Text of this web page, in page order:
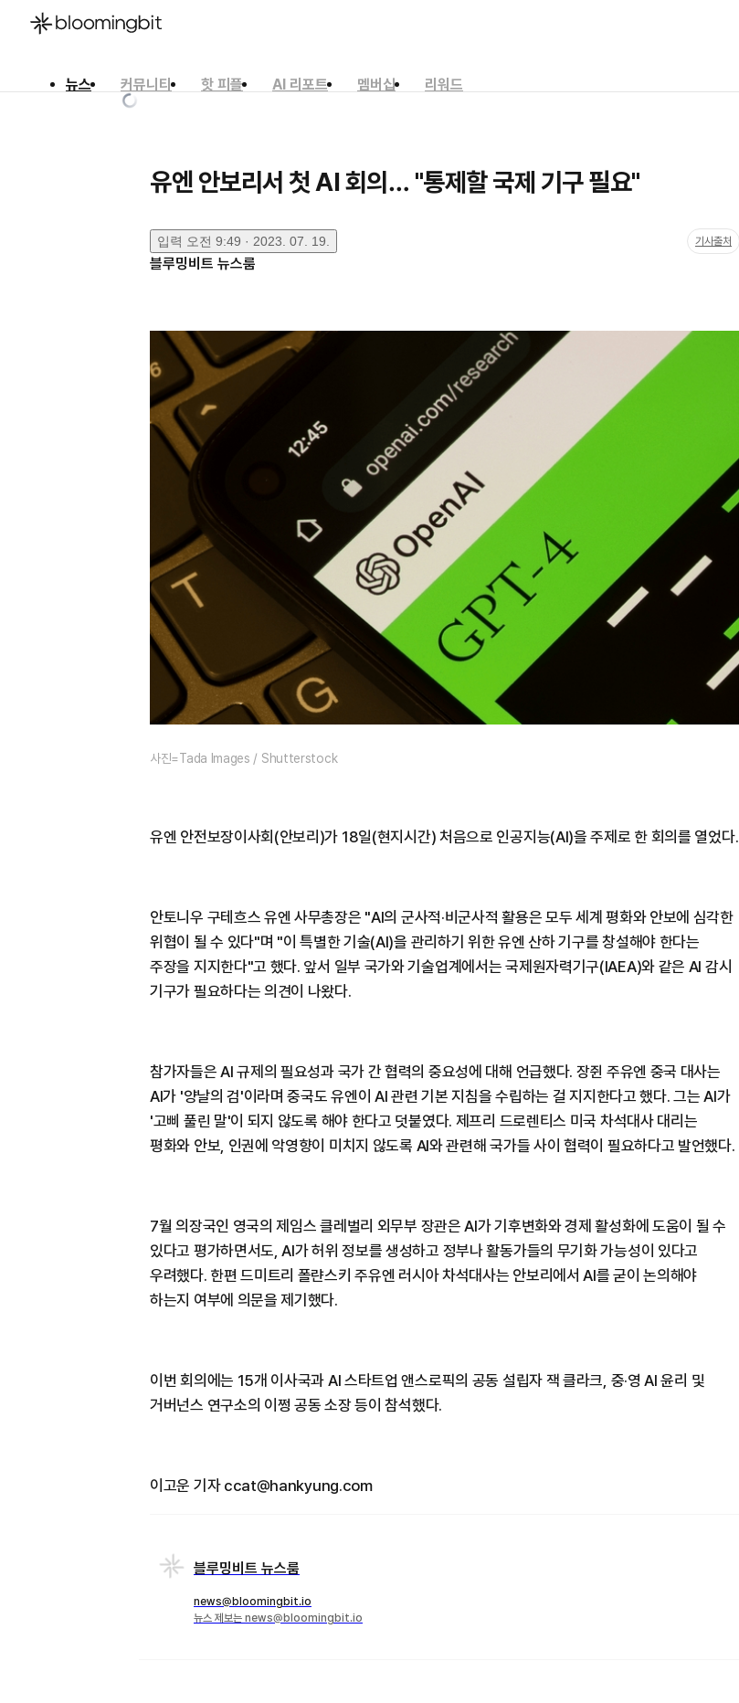
뉴스 커뮤니티 핫 피플 AI 리포트 멤버십
리워드
유엔 안보리서 첫 AI 회의… "통제할 국제 기구 필요"
입력 오전 9:49 · 2023. 07. 19. 기사출처
블루밍비트 뉴스룸
사진=Tada Images / Shutterstock
유엔 안전보장이사회(안보리)가 18일(현지시간) 처음으로 인공지능(AI)을 주제로 한 회의를 열었다.
안토니우 구테흐스 유엔 사무총장은 "AI의 군사적·비군사적 활용은 모두 세계 평화와 안보에 심각한
위협이 될 수 있다"며 "이 특별한 기술(AI)을 관리하기 위한 유엔 산하 기구를 창설해야 한다는
주장을 지지한다"고 했다. 앞서 일부 국가와 기술업계에서는 국제원자력기구(IAEA)와 같은 AI 감시
기구가 필요하다는 의견이 나왔다.
참가자들은 AI 규제의 필요성과 국가 간 협력의 중요성에 대해 언급했다. 장쥔 주유엔 중국 대사는
AI가 '양날의 검'이라며 중국도 유엔이 AI 관련 기본 지침을 수립하는 걸 지지한다고 했다. 그는 AI가
'고삐 풀린 말'이 되지 않도록 해야 한다고 덧붙였다. 제프리 드로렌티스 미국 차석대사 대리는
평화와 안보, 인권에 악영향이 미치지 않도록 AI와 관련해 국가들 사이 협력이 필요하다고 발언했다.
7월 의장국인 영국의 제임스 클레벌리 외무부 장관은 AI가 기후변화와 경제 활성화에 도움이 될 수
있다고 평가하면서도, AI가 허위 정보를 생성하고 정부나 활동가들의 무기화 가능성이 있다고
우려했다. 한편 드미트리 폴랸스키 주유엔 러시아 차석대사는 안보리에서 AI를 굳이 논의해야
하는지 여부에 의문을 제기했다.
이번 회의에는 15개 이사국과 AI 스타트업 앤스로픽의 공동 설립자 잭 클라크, 중·영 AI 윤리 및
거버넌스 연구소의 이쩡 공동 소장 등이 참석했다.
이고운 기자 ccat@hankyung.com
블루밍비트 뉴스룸
news@bloomingbit.io
뉴스 제보는 news@bloomingbit.io